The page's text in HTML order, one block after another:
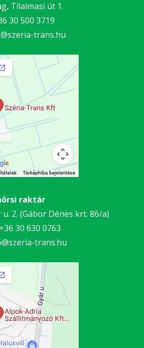
Tilalmasi út 1.
30 500 3719
trans.hu
raktár
2. (Gábor Dénes krt. 86/a)
+36 30630 0763
trans.hu